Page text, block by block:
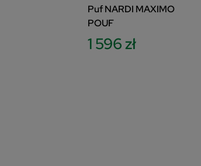
Puf NARDI MAXIMO
POUF
1 596 zł